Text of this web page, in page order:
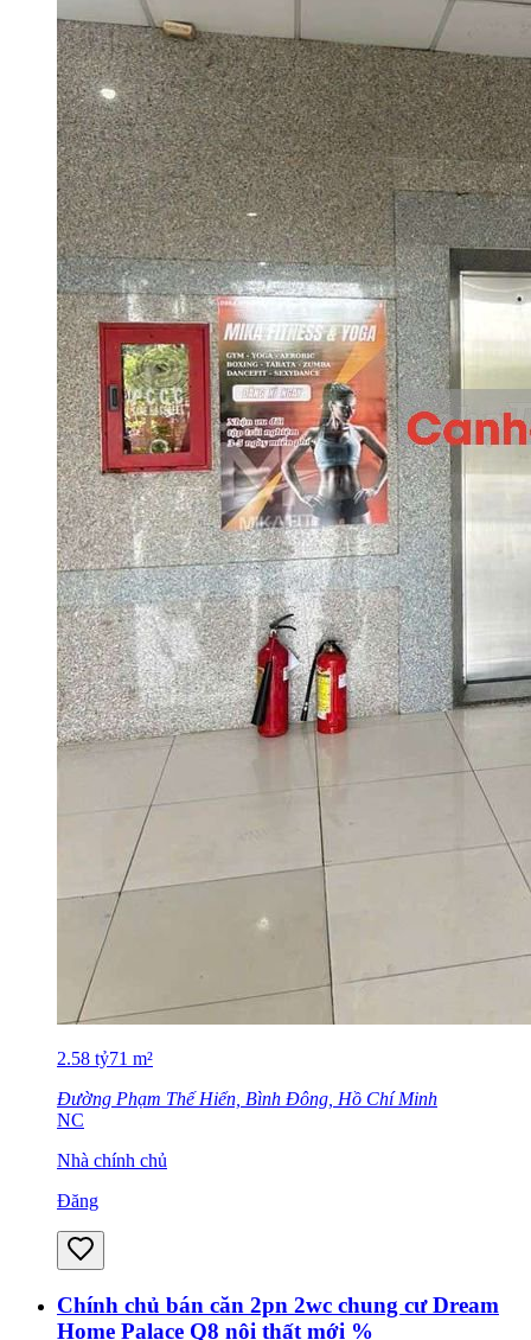
2.58 tỷ71 m²
Đường Phạm Thế Hiển, Bình Đông, Hồ Chí Minh
NC
Nhà chính chủ
Đăng
Chính chủ bán căn 2pn 2wc chung cư Dream
Home Palace Q8 nội thất mới %